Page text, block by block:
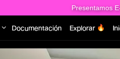
Presentamos
Documentación Explorar